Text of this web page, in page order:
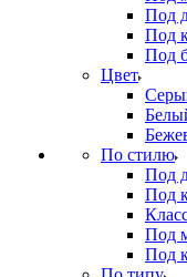
Под
Под
Под
Цвет
По стилю
Под
Под
Под
Под